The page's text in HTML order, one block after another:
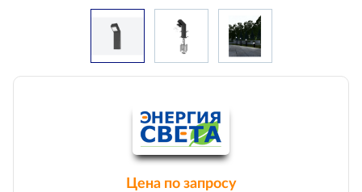
Цена по запросу